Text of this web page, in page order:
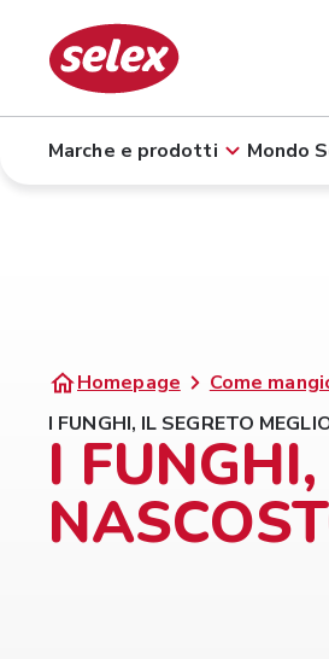
Marche e prodotti Mondo
Homepage Come
I FUNGHI, IL SEGRETO
I